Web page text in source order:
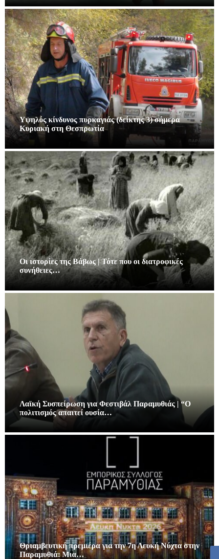
Υψηλός κίνδυνος πυρκαγιάς (δείκτης 3) σήμερα
Κυριακή στη Θεσπρωτία
Οι ιστορίες της Βάβως | Τότε που οι διατροφικές
συνήθειες…
Λαϊκή Συσπείρωση για Φεστιβάλ Παραμυθιάς | “Ο
πολιτισμός απαιτεί ουσία…
Θριαμβευτική πρεμιέρα για την 7η Λευκή Νύχτα στην
Παραμυθιά: Μια…